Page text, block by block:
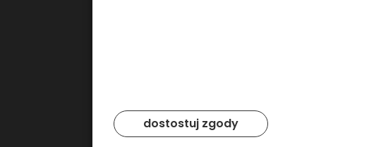
dostostuj zgody